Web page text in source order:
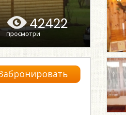
42422
просмотри